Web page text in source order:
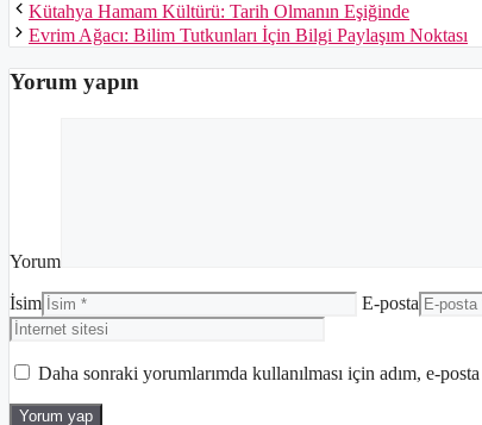
Kütahya Hamam Kültürü: Tarih Olmanın Eşiğinde
Evrim Ağacı: Bilim Tutkunları İçin Bilgi Paylaşım Noktası
Yorum yapın
Yorum
İsim E-posta
Daha sonraki yorumlarımda kullanılması için adım, e-